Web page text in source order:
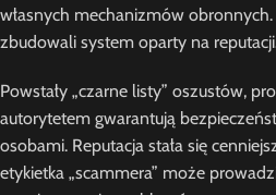
własnych mechanizmów
zbudowali system oparty na
Powstały „czarne listy” oszustów,
autorytetem gwarantują
osobami. Reputacja stała się
etykietka „scammera” może